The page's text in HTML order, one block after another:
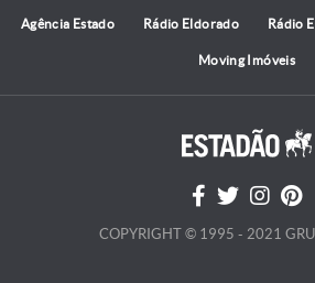
Agência Estado Rádio Eldorado Rádio
Moving Imóveis
COPYRIGHT © 1995 - 2021